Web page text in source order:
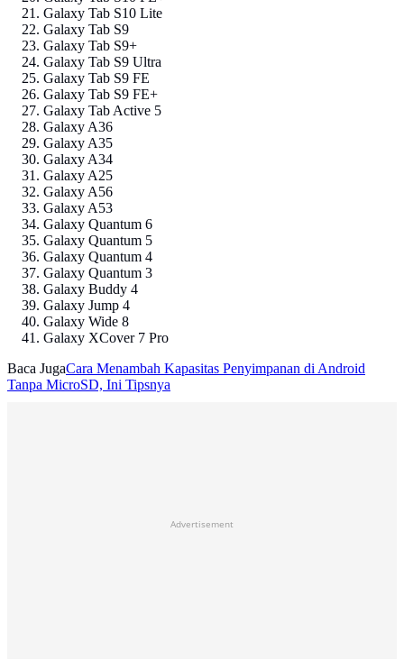
Galaxy Tab S10 Lite
Galaxy Tab S9
Galaxy Tab S9+
Galaxy Tab S9 Ultra
Galaxy Tab S9 FE
Galaxy Tab S9 FE+
Galaxy Tab Active 5
Galaxy A36
Galaxy A35
Galaxy A34
Galaxy A25
Galaxy A56
Galaxy A53
Galaxy Quantum 6
Galaxy Quantum 5
Galaxy Quantum 4
Galaxy Quantum 3
Galaxy Buddy 4
Galaxy Jump 4
Galaxy Wide 8
Galaxy XCover 7 Pro
Baca JugaCara Menambah Kapasitas Penyimpanan di Android
Tanpa MicroSD, Ini Tipsnya
Advertisement